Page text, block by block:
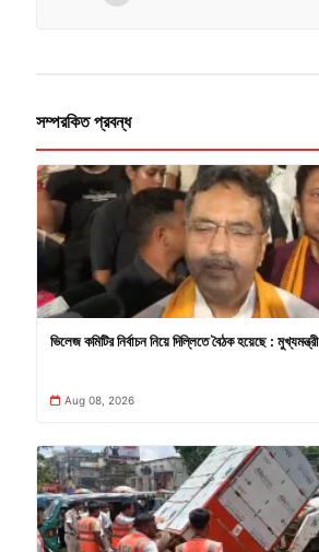
সম্পরকিত প্রবন্ধ
ভিলেজ কমিটির নির্বাচন নিয়ে দিল্লিতে বৈঠক হয়েছে : মুখ্যমন্ত্রী
Aug 08, 2026